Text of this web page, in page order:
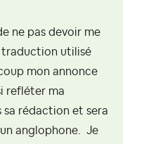
ne pas devoir me
utilisé
mon annonce
refléter ma
sa rédaction et sera
anglophone. Je